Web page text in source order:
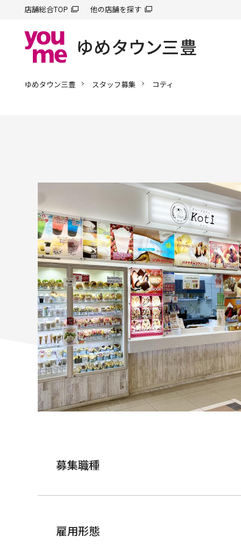
店舗総合TOP 他の店舗を探す
ゆめタウン三豊 スタッフ募集 コティ
募集職種
雇用形態